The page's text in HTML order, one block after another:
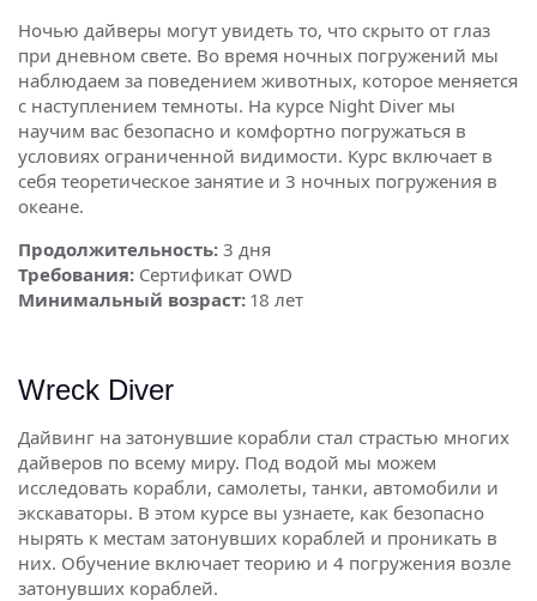
Ночью дайверы могут увидеть то, что скрыто от глаз
при дневном свете. Во время ночных погружений мы
наблюдаем за поведением животных, которое меняется
с наступлением темноты. На курсе Night Diver мы
научим вас безопасно и комфортно погружаться в
условиях ограниченной видимости. Курс включает в
себя теоретическое занятие и 3 ночных погружения в
океане.
Продолжительность: 3 дня
Требования: Сертификат OWD
Минимальный возраст: 18 лет
Wreck Diver
Дайвинг на затонувшие корабли стал страстью многих
дайверов по всему миру. Под водой мы можем
исследовать корабли, самолеты, танки, автомобили и
экскаваторы. В этом курсе вы узнаете, как безопасно
нырять к местам затонувших кораблей и проникать в
них. Обучение включает теорию и 4 погружения возле
затонувших кораблей.